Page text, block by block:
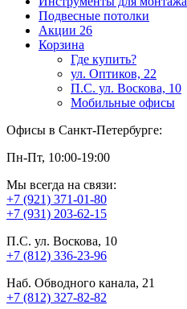
Подвесные потолки
Акции 26
Корзина
Где купить?
ул. Оптиков, 22
П.С. ул. Воскова, 10
Мобильные офисы
Офисы в Санкт-Петербурге:
Пн-Пт, 10:00-19:00
Мы всегда на связи:
+7 (921) 371-01-80
+7 (931) 203-62-15
П.С. ул. Воскова, 10
+7 (812) 336-23-96
Наб. Обводного канала, 21
+7 (812) 327-82-82